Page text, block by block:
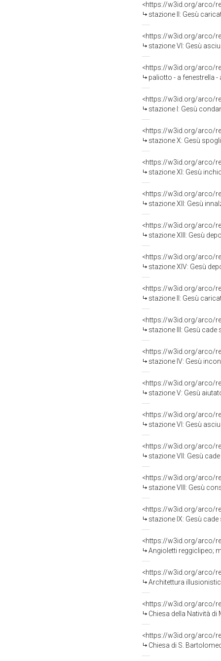
<https://w3id.org/arco/
stazione II: Gesù
<https://w3id.org/arco/
stazione VI: Gesù
<https://w3id.org/arco/
paliotto - a fenestrella
<https://w3id.org/arco/
stazione I: Gesù
<https://w3id.org/arco/
stazione X: Gesù spogliato
<https://w3id.org/arco/
stazione XI: Gesù
<https://w3id.org/arco/
stazione XII: Gesù
<https://w3id.org/arco/
stazione XIII: Gesù
<https://w3id.org/arco/
stazione XIV: Gesù
<https://w3id.org/arco/
stazione II: Gesù
<https://w3id.org/arco/
stazione III: Gesù cade
<https://w3id.org/arco/
stazione IV: Gesù
<https://w3id.org/arco/
stazione V: Gesù aiutato
<https://w3id.org/arco/
stazione VI: Gesù
<https://w3id.org/arco/
stazione VII: Gesù cade
<https://w3id.org/arco/
stazione VIII: Gesù consola
<https://w3id.org/arco/
stazione IX: Gesù cade
<https://w3id.org/arco/
Angioletti reggiclipeo;
<https://w3id.org/arco/
Architettura illusionistica; motivi
<https://w3id.org/arco/
Chiesa della Natività
<https://w3id.org/arco/
Chiesa di S.